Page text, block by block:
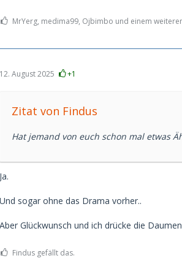
MrYerg, medima99, Ojbimbo und einem
12. August 2025 +1
Zitat von Findus
Hat jemand von euch schon mal etwas
Ja.
Und sogar ohne das Drama vorher..
Aber Glückwunsch und ich drücke die
Findus gefällt das.